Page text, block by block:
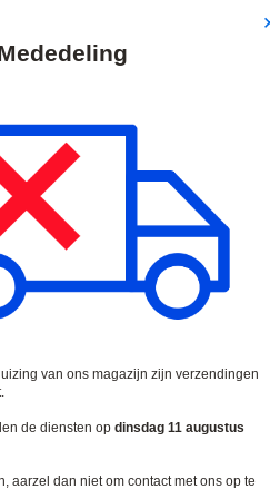
Verzendingen